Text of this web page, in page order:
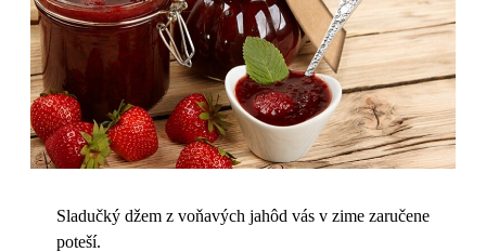
Sladučký džem z voňavých jahôd vás v zime zaručene
poteší.